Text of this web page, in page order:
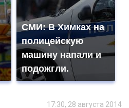
СМИ: В Химках на
полицейскую
машину напали и
подожгли.
17:30, 28 августа 2014